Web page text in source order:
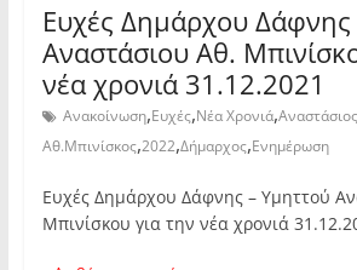
Ευχές Δημάρχου Δάφνης
Αναστάσιου Αθ.
νέα χρονιά 31.12.2021
Ανακοίνωση,Ευχές,Νέα Χρονιά,Αναστάσιος
Αθ.Μπινίσκος,2022,Δήμαρχος,Ενημέρωση
Ευχές Δημάρχου Δάφνης – Υμηττού
Μπινίσκου για την νέα χρονιά